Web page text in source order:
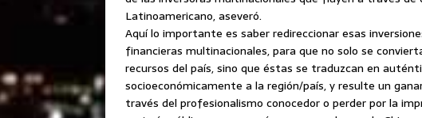
Latinoamericano, aseveró.
Aquí lo importante es saber redireccionar esas
financieras multinacionales, para que no solo se
recursos del país, sino que éstas se traduzcan en
socioeconómicamente a la región/país, y resulte un
través del profesionalismo conocedor o perder por la